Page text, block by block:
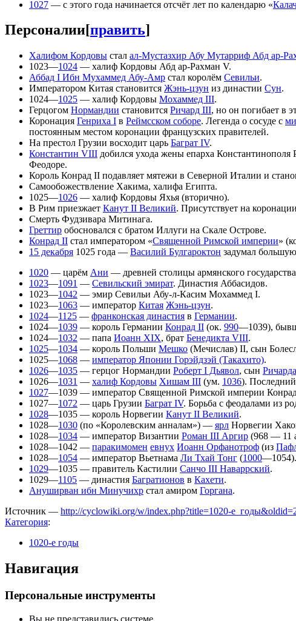
1027 — с этого года начинается отсчёт лет по календарю «
Персоналии[править]
Халифом Кордовы стал ал-Мустазхир Абу Мутарриф Абд ар-
1023—1024 — халиф Кордовы Абд ар-Рахман V.
Аббад I Ибн Мухаммед Абу-Амр стал королём Севильи.
Императором Китая становится Жэнь-цзун из династии Сун.
1024—1025 — халиф Кордовы Мохаммед III.
Герцогом Нормандии становится Ричард III, но он погибает в
Коронация Генриха I в Реймсском соборе. Легенда о сосуде с
постоянным местом коронации французских правителей.
На престол Грузии восходит царь Баграт IV.
Константин VIII добился ухода жены епарха
Феодоре.
Король Конрад II подавляет мятежи в Северной Италии и
Самообожествление Хакима, халифа Египта.
1025—1026 — халиф Кордовы Яхья (вторично).
В Рим приезжает Канут II Великий. Присутствует на
Смерть Фудзивара Митинага.
Греттир обосновался с братом Иллуги на Скале Острове.
Конрад II стал императором «Священной Римской империи»
15 декабря 1025 года — Василий Булгароктон задумал
1020 — царём Ани — древней столицы армянского
1023—1091 — Севильский эмират. Династия Аббасидов.
1023—1042 — эмир Севильи Абу-л-Касим Мохаммед I.
1023—1063 — император Китая Жэнь-цзун.
1024—1125 — франконская династия в Германии.
1024—1039 — король Германии Конрад II (ок. 990—1039),
1024—1032 — папа Иоанн XIX, брат Бенедикта VIII.
1025—1034 — король Польши Мешко (Мечислав) II, сын
1025—1068 — император Японии Горэйдзэй (Такахито).
1026—1035 — герцог Нормандии Роберт I Дьявол, сын
1026—1031 — халиф Кордовы Хишам III (ум. 1036).
1027—1039 — император Священной Римской империи
1027—1072 — царь Грузии Баграт IV. Борьба с феодалами из
1028—1035 — король Норвегии Канут II Великий.
1028—1030 (по «Королевским анналам») — ярл Норвегии
1028—1034 — император Византии Роман III Аргир (968 — 11
1028—1042 — паракимомен евнух Иоанн Орфанотроф (из
1028—1054 — император Вьетнама Ли Тхай Тонг (1000—1054).
1029—1035 — правитель Кастилии Санчо III Наваррский.
1029—1105 — династия Багратионов в Кахети.
Ануширван ибн Минучихр стал амиром Горгана.
Источник — http://cyclowiki.org/w/index.php?title=1020-
Категория:
1020-е годы
Навигация
Персональные инструменты
Вы не представились системе